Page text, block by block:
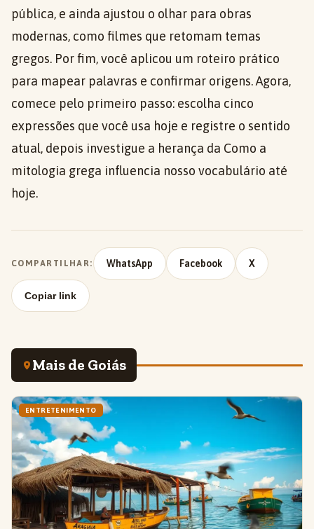
pública, e ainda ajustou o olhar para obras
modernas, como filmes que retomam temas
gregos. Por fim, você aplicou um roteiro prático
para mapear palavras e confirmar origens. Agora,
comece pelo primeiro passo: escolha cinco
expressões que você usa hoje e registre o sentido
atual, depois investigue a herança da Como a
mitologia grega influencia nosso vocabulário até
hoje.
COMPARTILHAR: WhatsApp Facebook X
Copiar link
Mais de Goiás
ENTRETENIMENTO